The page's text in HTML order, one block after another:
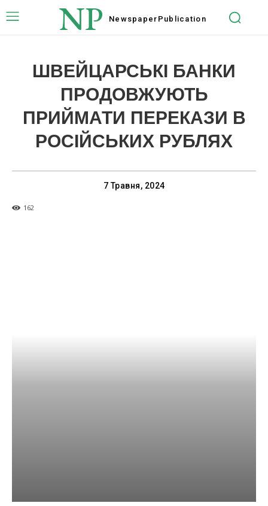
NP Newspaper Publication
ШВЕЙЦАРСЬКІ БАНКИ
ПРОДОВЖУЮТЬ
ПРИЙМАТИ ПЕРЕКАЗИ В
РОСІЙСЬКИХ РУБЛЯХ
7 Травня, 2024
162